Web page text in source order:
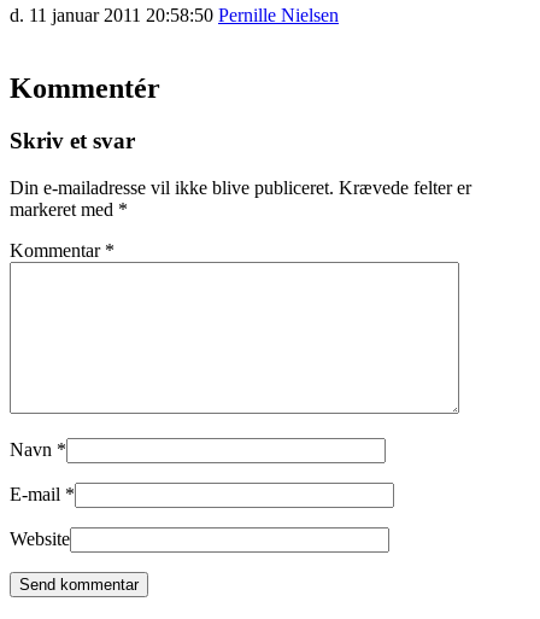
d. 11 januar 2011 20:58:50 Pernille Nielsen
Kommentér
Skriv et svar
Din e-mailadresse vil ikke blive publiceret. Krævede felter er
markeret med *
Kommentar *
Navn *
E-mail *
Website